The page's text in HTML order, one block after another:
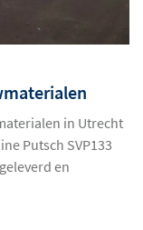
in Utrecht
Putsch SVP133
en